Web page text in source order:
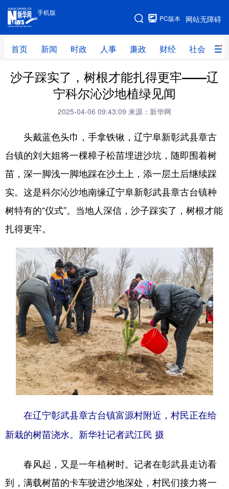
手机版
网站无障碍
PC版本
首页 新闻 时政 人事 廉政 财经 社会 科
手机版
网站地图
首页 新闻 时政 人事
财经 社会
体育 视频 直播 无人机
地方频道
辽宁
浙江 安徽 福建 江西
山东 河南 湖北 湖南
广东 广西 海南 重庆
四川 贵州 云南 西藏
陕西 甘肃 青海 宁夏
新疆 内蒙古 黑龙江
多语种频道
English Español Français عربى
Русский язык 日本語
Deutsch Português
沙子踩实了，树根才能扎得更牢——辽
宁科尔沁沙地植绿见闻
2025-04-06 09:43:09 来源：新华网
头戴蓝色头巾，手拿铁锹，辽宁阜新彰武县章古
台镇的刘大姐将一棵樟子松苗埋进沙坑，随即围着树
苗，深一脚浅一脚地踩在沙土上，添一层土后继续踩
实。这是科尔沁沙地南缘辽宁阜新彰武县章古台镇种
树特有的“仪式”。当地人深信，沙子踩实了，树根才能
扎得更牢。
在辽宁彰武县章古台镇富源村附近，村民正在给
新栽的树苗浇水。新华社记者武江民 摄
春风起，又是一年植树时。记者在彰武县走访看
到，满载树苗的卡车驶进沙地深处，村民们接力将一